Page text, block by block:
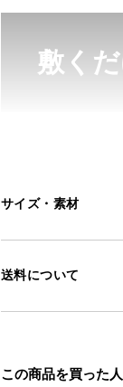
敷く
サイズ・素材
送料について
この商品を買った